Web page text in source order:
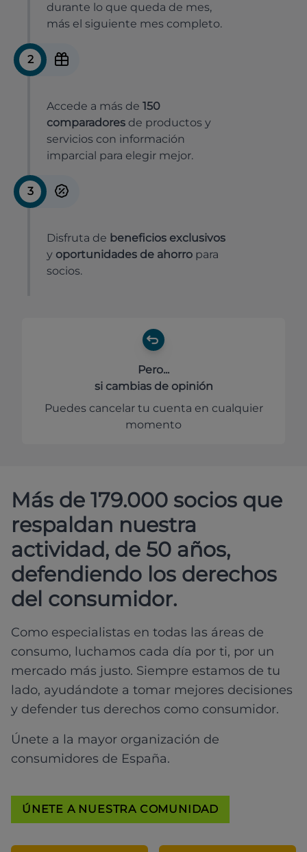
durante lo que queda de mes,
más el siguiente mes completo.
2
Accede a más de 150
comparadores de productos y
servicios con información
imparcial para elegir mejor.
3
Disfruta de beneficios exclusivos
y oportunidades de ahorro para
socios.
Pero...
si cambias de opinión
Puedes cancelar tu cuenta en cualquier
momento
Más de 179.000 socios que
respaldan nuestra
actividad, de 50 años,
defendiendo los derechos
del consumidor.
Como especialistas en todas las áreas de
consumo, luchamos cada día por ti, por un
mercado más justo. Siempre estamos de tu
lado, ayudándote a tomar mejores decisiones
y defender tus derechos como consumidor.
Únete a la mayor organización de
consumidores de España.
ÚNETE A NUESTRA COMUNIDAD